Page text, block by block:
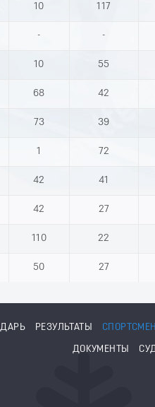
10 117
- -
10 55
68 42
73 39
1 72
42 41
42 27
110 22
50 27
РЕЗУЛЬТАТЫ
ДОКУМЕНТЫ